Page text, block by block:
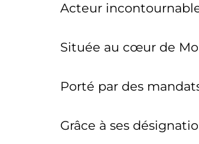
Acteur
Située au cœur de
Porté par des
Grâce à ses